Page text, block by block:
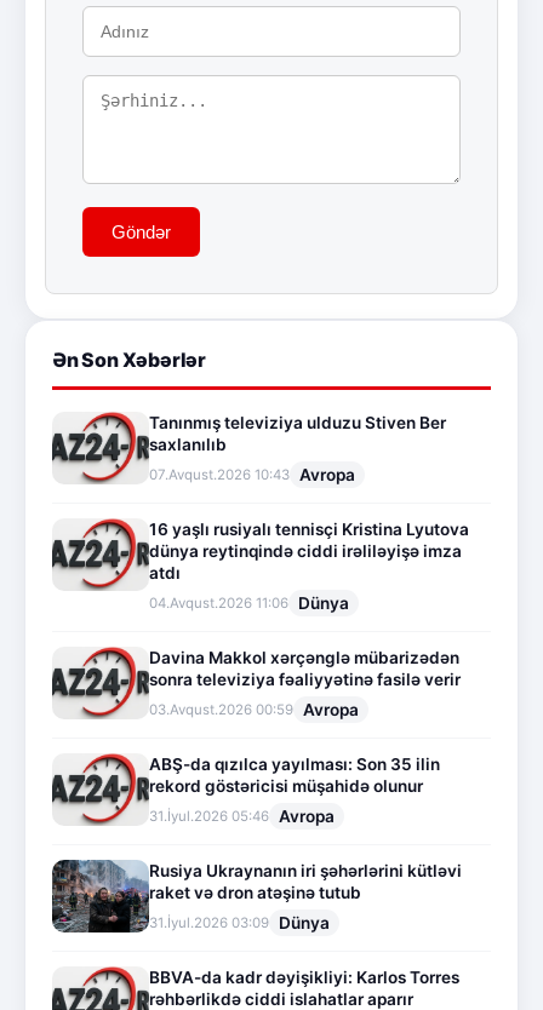
Göndər
Ən Son Xəbərlər
Tanınmış televiziya ulduzu Stiven Ber
saxlanılıb
07.Avqust.2026 10:43 Avropa
16 yaşlı rusiyalı tennisçi Kristina Lyutova
dünya reytinqində ciddi irəliləyişə imza
atdı
04.Avqust.2026 11:06 Dünya
Davina Makkol xərçənglə mübarizədən
sonra televiziya fəaliyyətinə fasilə verir
03.Avqust.2026 00:59 Avropa
ABŞ-da qızılca yayılması: Son 35 ilin
rekord göstəricisi müşahidə olunur
31.İyul.2026 05:46 Avropa
Rusiya Ukraynanın iri şəhərlərini kütləvi
raket və dron atəşinə tutub
31.İyul.2026 03:09 Dünya
BBVA-da kadr dəyişikliyi: Karlos Torres
rəhbərlikdə ciddi islahatlar aparır